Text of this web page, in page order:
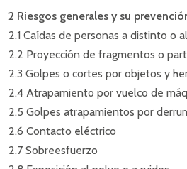
2 Riesgos generales y su
2.1 Caídas de personas a distinto o
2.2 Proyección de fragmentos o
2.3 Golpes o cortes por objetos y
2.4 Atrapamiento por vuelco de
2.5 Golpes atrapamientos por
2.6 Contacto eléctrico
2.7 Sobreesfuerzo